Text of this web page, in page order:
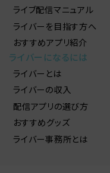
ライブ配信マニュアル
ライバーを目指す方へ
おすすめアプリ紹介
ライバーになるには
ライバーとは
ライバーの収入
配信アプリの選び方
おすすめグッズ
ライバー事務所とは